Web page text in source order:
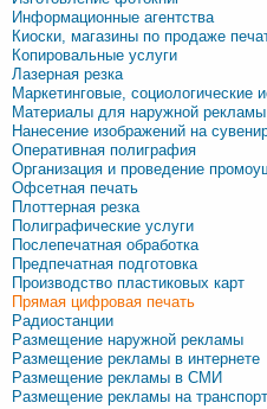
Информационные агентства
Киоски, магазины по продаже
Копировальные услуги
Лазерная резка
Маркетинговые, социологические
Материалы для наружной рекламы
Нанесение изображений на
Оперативная полиграфия
Организация и проведение
Офсетная печать
Плоттерная резка
Полиграфические услуги
Послепечатная обработка
Предпечатная подготовка
Производство пластиковых карт
Прямая цифровая печать
Радиостанции
Размещение наружной рекламы
Размещение рекламы в интернете
Размещение рекламы в СМИ
Размещение рекламы на